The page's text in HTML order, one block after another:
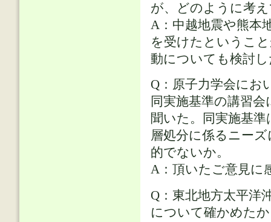
が、どのように考
A：中越地震や熊本
を受けたというこ
動についても検討
Q：原子力学会にお
同実施基準の講習
聞いた。同実施基
層処分に係るニー
的でないか。
A：頂いたご意見に
Q：東北地方太平洋
について確かめた